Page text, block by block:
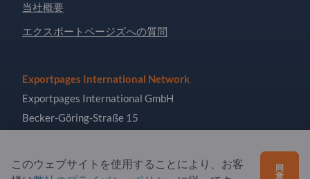
当社概要
エクスポートページズへの質問
Exportpages International Network
Exportpages International GmbH
Becker-Göring-Straße 15
このウェブサイトを使用することにより、お客
同
意